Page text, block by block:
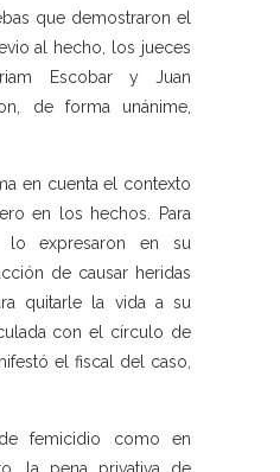
que demostraron el
al hecho, los jueces
Escobar y Juan
de forma unánime,
en cuenta el contexto
en los hechos. Para
lo expresaron en su
de causar heridas
quitarle la vida a su
con el círculo de
el fiscal del caso,
femicidio como en